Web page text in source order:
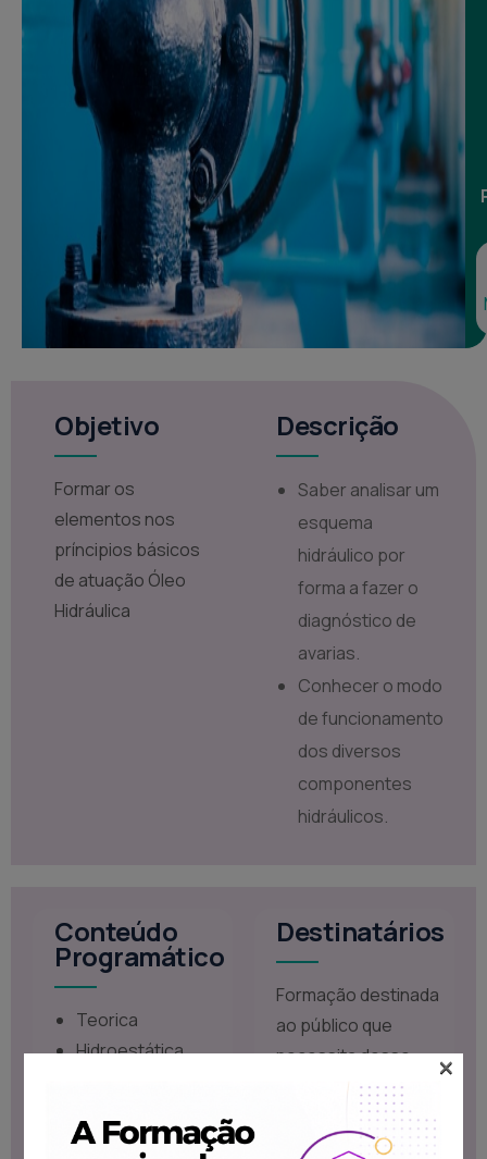
Objetivo
Formar os
elementos nos
príncipios básicos
de atuação Óleo
Hidráulica
Descrição
Saber analisar um
esquema
hidráulico por
forma a fazer o
diagnóstico de
avarias.
Conhecer o modo
de funcionamento
dos diversos
componentes
hidráulicos.
Conteúdo
Programático
Teorica
Hidroestática
hidráulicas
Destinatários
Formação destinada
ao público que
necessita desse
conhecimento
×